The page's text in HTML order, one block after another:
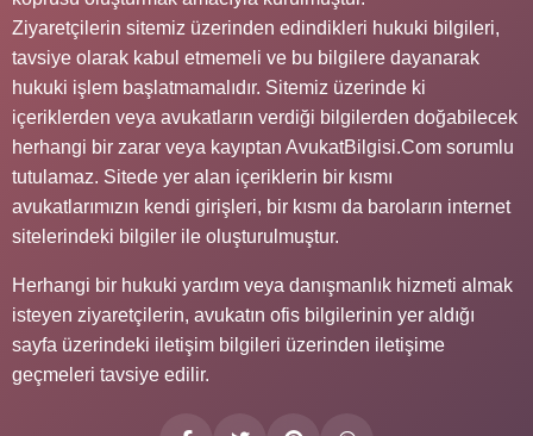
Ziyaretçilerin sitemiz üzerinden edindikleri hukuki bilgileri,
tavsiye olarak kabul etmemeli ve bu bilgilere dayanarak
hukuki işlem başlatmamalıdır. Sitemiz üzerinde ki
içeriklerden veya avukatların verdiği bilgilerden doğabilecek
herhangi bir zarar veya kayıptan AvukatBilgisi.Com sorumlu
tutulamaz. Sitede yer alan içeriklerin bir kısmı
avukatlarımızın kendi girişleri, bir kısmı da baroların internet
sitelerindeki bilgiler ile oluşturulmuştur.
Herhangi bir hukuki yardım veya danışmanlık hizmeti almak
isteyen ziyaretçilerin, avukatın ofis bilgilerinin yer aldığı
sayfa üzerindeki iletişim bilgileri üzerinden iletişime
geçmeleri tavsiye edilir.